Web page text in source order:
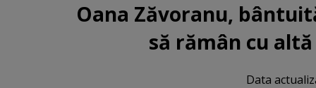
Oana Zăvoranu,
să rămân cu
Data